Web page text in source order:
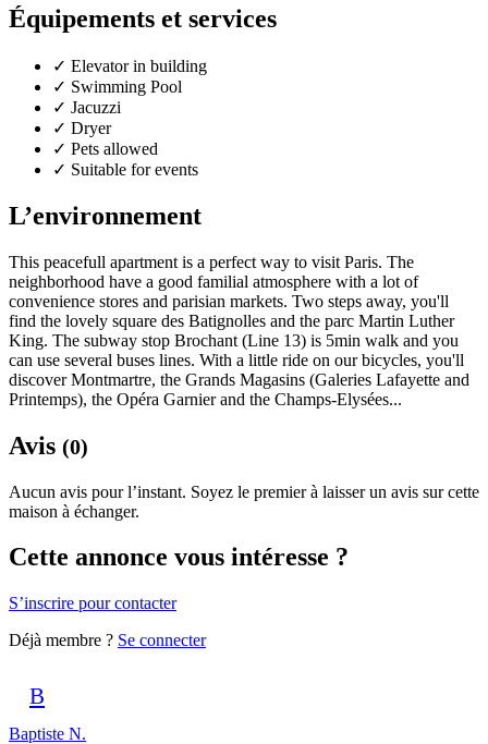
Équipements et services
✓ Elevator in building
✓ Swimming Pool
✓ Jacuzzi
✓ Dryer
✓ Pets allowed
✓ Suitable for events
L’environnement
This peacefull apartment is a perfect way to visit Paris. The
neighborhood have a good familial atmosphere with a lot of
convenience stores and parisian markets. Two steps away, you'll
find the lovely square des Batignolles and the parc Martin Luther
King. The subway stop Brochant (Line 13) is 5min walk and you
can use several buses lines. With a little ride on our bicycles, you'll
discover Montmartre, the Grands Magasins (Galeries Lafayette and
Printemps), the Opéra Garnier and the Champs-Elysées...
Avis (0)
Aucun avis pour l’instant. Soyez le premier à laisser un avis sur cette
maison à échanger.
Cette annonce vous intéresse ?
S’inscrire pour contacter
Déjà membre ? Se connecter
B
Baptiste N.